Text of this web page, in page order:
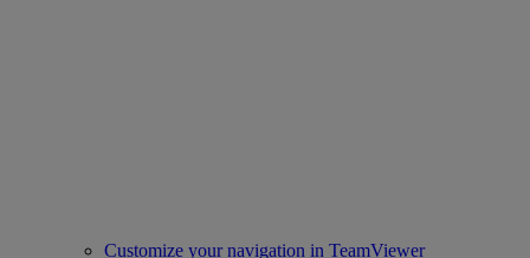
Customize your navigation in TeamViewer